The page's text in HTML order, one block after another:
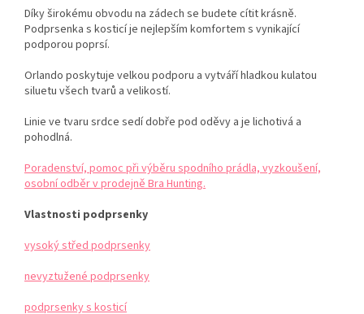
Díky širokému obvodu na zádech se budete cítit krásně.
Podprsenka s kosticí je nejlepším komfortem s vynikající
podporou poprsí.
Orlando poskytuje velkou podporu a vytváří hladkou kulatou
siluetu všech tvarů a velikostí.
Linie ve tvaru srdce sedí dobře pod oděvy a je lichotivá a
pohodlná.
Poradenství, pomoc při výběru spodního prádla, vyzkoušení,
osobní odběr v prodejně Bra Hunting.
Vlastnosti podprsenky
vysoký střed podprsenky
nevyztužené podprsenky
podprsenky s kosticí